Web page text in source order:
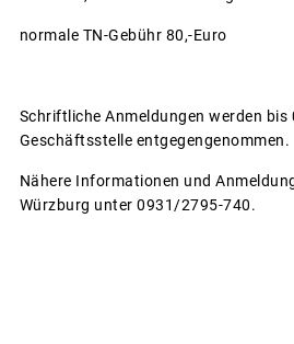
normale TN-Gebühr 80,-Euro
Schriftliche Anmeldungen werden bis
Geschäftsstelle entgegengenommen.
Nähere Informationen und
Würzburg unter 0931/2795-740.